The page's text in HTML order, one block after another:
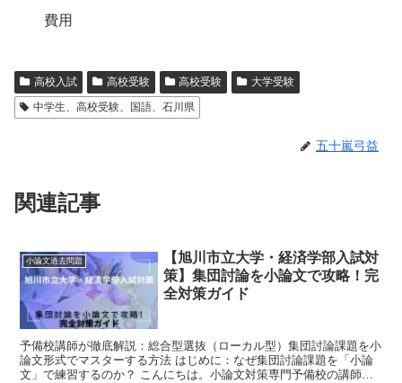
費用
高校入試 高校受験 高校受験
大学受験
中学生、高校受験、国語、石川県
五十嵐弓益
関連記事
小論文過去問題
【旭川市立大学・経済学部入試対
策】集団討論を小論文で攻略！完
全対策ガイド
予備校講師が徹底解説：総合型選抜（ローカル型）集団討論課題を小
論文形式でマスターする方法 はじめに：なぜ集団討論課題を「小論
文」で練習するのか？ こんにちは。小論文対策専門予備校の講師で